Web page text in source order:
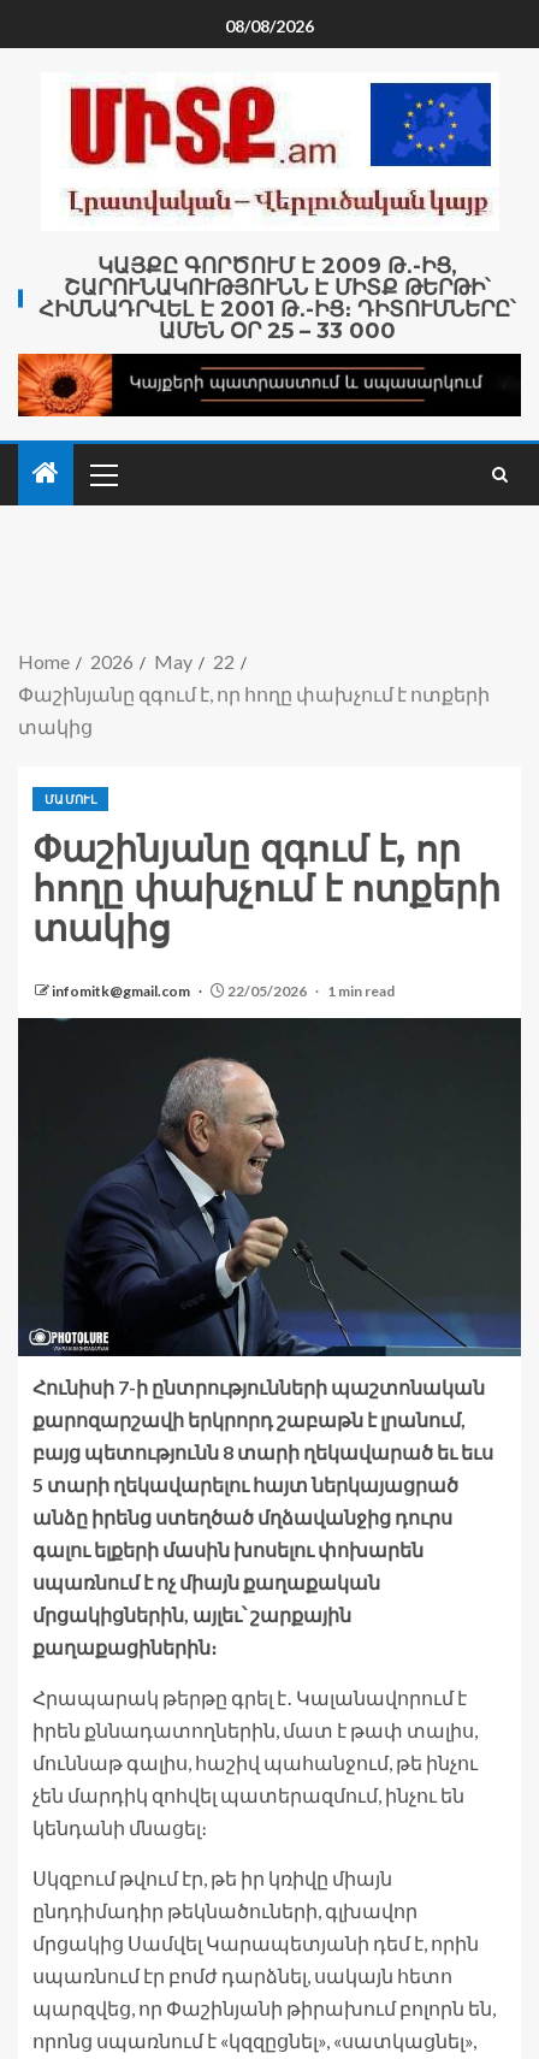
08/08/2026
ԿԱՅՔԸ ԳՈՐԾՈՒՄ Է 2009 Թ․-ԻՑ,
ՇԱՐՈՒՆԱԿՈՒԹՅՈՒՆՆ Է ՄԻՏՔ ԹԵՐԹԻ՝
ՀԻՄՆԱԴՐՎԵԼ Է 2001 Թ․-ԻՑ։ ԴԻՏՈՒՄՆԵՐԸ՝
ԱՄԵՆ ՕՐ 25 – 33 000
Home 2026 May
22
Փաշինյանը զգում է, որ հողը փախչում է ոտքերի
տակից
ՄԱՄՈՒԼ
Փաշինյանը զգում է, որ
հողը փախչում է ոտքերի
տակից
infomitk@gmail.com 22/05/2026 1 min read
Հունիսի 7-ի ընտրությունների պաշտոնական
քարոզարշավի երկրորդ շաբաթն է լրանում,
բայց պետությունն 8 տարի ղեկավարած եւ եւս
5 տարի ղեկավարելու հայտ ներկայացրած
անձը իրենց ստեղծած մղձավանջից դուրս
գալու ելքերի մասին խոսելու փոխարեն
սպառնում է ոչ միայն քաղաքական
մրցակիցներին, այլեւ՝ շարքային
քաղաքացիներին։
Հրապարակ թերթը գրել է․ Կալանավորում է
իրեն քննադատողներին, մատ է թափ տալիս,
մուննաթ գալիս, հաշիվ պահանջում, թե ինչու
չեն մարդիկ զոհվել պատերազմում, ինչու են
կենդանի մնացել։
Սկզբում թվում էր, թե իր կռիվը միայն
ընդդիմադիր թեկնածուների, գլխավոր
մրցակից Սամվել Կարապետյանի դեմ է, որին
սպառնում էր բոմժ դարձնել, սակայն հետո
պարզվեց, որ Փաշինյանի թիրախում բոլորն են,
որոնց սպառնում է «կզզըցնել», «սատկացնել»,